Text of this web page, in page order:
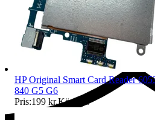
Ersättning om du inte får din vara
HP Original Smart Card Reader
840 G5 G6
Pris:199 kr,Köp nu .